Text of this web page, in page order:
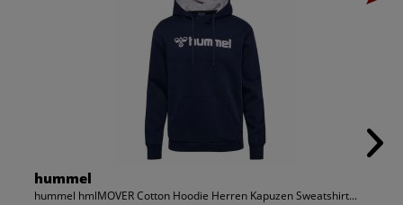
hummel
hummel hmlMOVER Cotton Hoodie Herren Kapuzen Sweatshirt...